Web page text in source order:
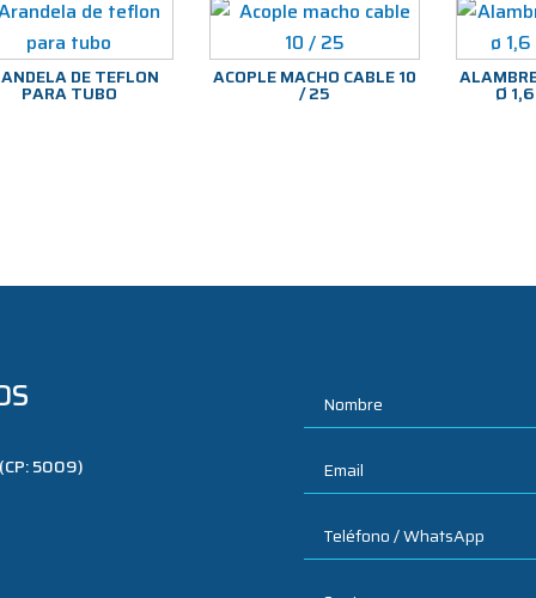
DE TEFLON
PARA TUBO
ACOPLE MACHO CABLE 10
/ 25 Ø
5009)